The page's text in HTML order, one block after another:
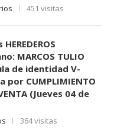
451 visitas
MARCOS TULIO
de identidad V-
por CUMPLIMIENTO
(Jueves 04 de
364 visitas